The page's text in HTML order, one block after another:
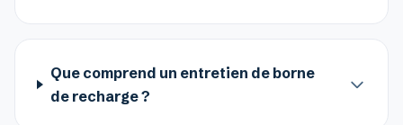
Que comprend un entretien de borne
de recharge ?